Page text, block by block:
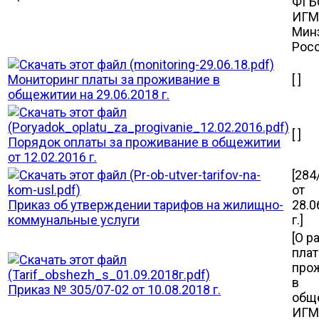
Мониторинг платы за проживание в
общежитии на 29.06.2018 г.
[ ]
Порядок оплаты за проживание в общежитии
от 12.02.2016 г.
[ ]
Приказ об утверждении тарифов на жилищно-
коммунальные услуги
от
г.]
Приказ № 305/07-02 от 10.08.2018 г.
[О
в